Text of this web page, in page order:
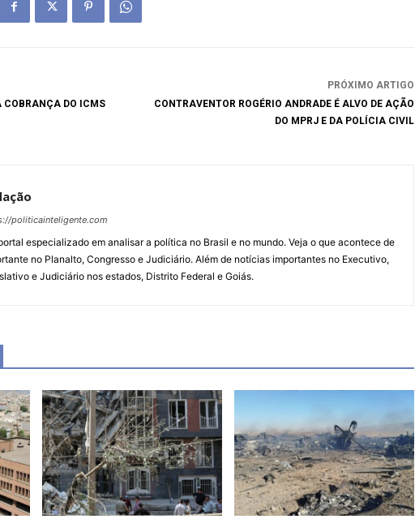
COBRANÇA DO ICMS
PRÓXIMO ARTIGO
CONTRAVENTOR ROGÉRIO ANDRADE É ALVO DE AÇÃO
DO MPRJ E DA POLÍCIA CIVIL
politicainteligente.com
especializado em analisar a política no Brasil e no mundo. Veja o que acontece de
no Planalto, Congresso e Judiciário. Além de notícias importantes no Executivo,
e Judiciário nos estados, Distrito Federal e Goiás.